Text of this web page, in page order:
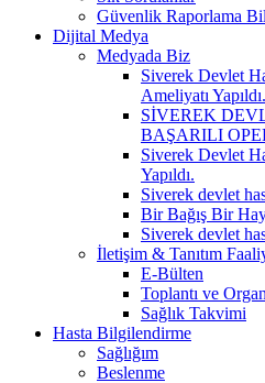
Güvenlik Raporlama
Dijital Medya
Medyada Biz
Siverek Devlet
Ameliyatı Yapıldı.
SİVEREK
BAŞARILI
Siverek Devlet
Yapıldı.
Siverek devlet
Bir Bağış Bir
Siverek devlet
İletişim & Tanıtım
E-Bülten
Toplantı ve
Sağlık Takvimi
Hasta Bilgilendirme
Sağlığım
Beslenme